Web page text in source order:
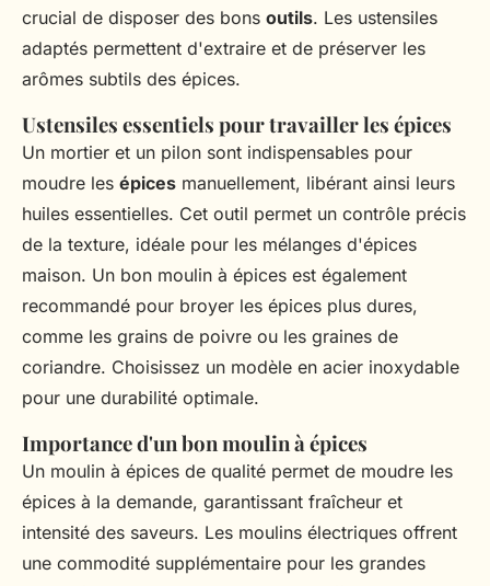
crucial de disposer des bons outils. Les ustensiles
adaptés permettent d'extraire et de préserver les
arômes subtils des épices.
Ustensiles essentiels pour travailler les épices
Un mortier et un pilon sont indispensables pour
moudre les épices manuellement, libérant ainsi leurs
huiles essentielles. Cet outil permet un contrôle précis
de la texture, idéale pour les mélanges d'épices
maison. Un bon moulin à épices est également
recommandé pour broyer les épices plus dures,
comme les grains de poivre ou les graines de
coriandre. Choisissez un modèle en acier inoxydable
pour une durabilité optimale.
Importance d'un bon moulin à épices
Un moulin à épices de qualité permet de moudre les
épices à la demande, garantissant fraîcheur et
intensité des saveurs. Les moulins électriques offrent
une commodité supplémentaire pour les grandes